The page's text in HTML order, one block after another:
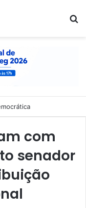
com
senador